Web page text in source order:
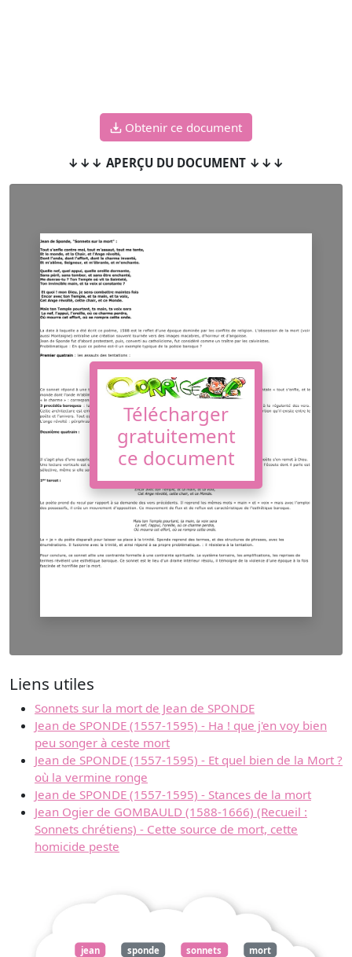
Obtenir ce document
↓↓↓ APERÇU DU DOCUMENT ↓↓↓
Télécharger
gratuitement
ce document
Liens utiles
Sonnets sur la mort de Jean de SPONDE
Jean de SPONDE (1557-1595) - Ha ! que j'en voy bien
peu songer à ceste mort
Jean de SPONDE (1557-1595) - Et quel bien de la Mort ?
où la vermine ronge
Jean de SPONDE (1557-1595) - Stances de la mort
Jean Ogier de GOMBAULD (1588-1666) (Recueil :
Sonnets chrétiens) - Cette source de mort, cette
homicide peste
jean sponde sonnets mort